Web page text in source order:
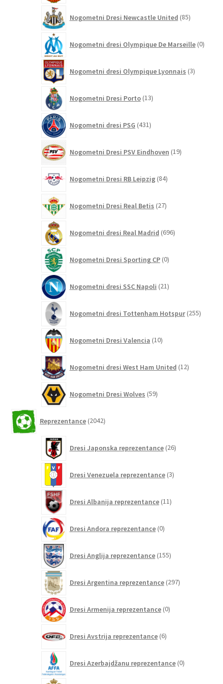
Nogometni Dresi Newcastle United 85izdelkov
Nogometni dresi Olympique De Marseille 0
Nogometni dresi Olympique Lyonnais 3izdelki
Nogometni Dresi Porto 13izdelkov
Nogometni dresi PSG 431izdelkov
Nogometni Dresi PSV Eindhoven 19izdelkov
Nogometni Dresi RB Leipzig 84izdelkov
Nogometni Dresi Real Betis 27izdelkov
Nogometni dresi Real Madrid 696izdelkov
Nogometni Dresi Sporting CP 0izdelkov
Nogometni dresi SSC Napoli 21izdelkov
Nogometni dresi Tottenham Hotspur 255
Nogometni Dresi Valencia 10izdelkov
Nogometni dresi West Ham United 12izdelkov
Nogometni Dresi Wolves 59izdelkov
Reprezentance 2042izdelkov
Dresi Japonska reprezentance 26izdelkov
Dresi Venezuela reprezentance 3izdelki
Dresi Albanija reprezentance 11izdelkov
Dresi Andora reprezentance 0izdelkov
Dresi Anglija reprezentance 155izdelkov
Dresi Argentina reprezentance 297izdelkov
Dresi Armenija reprezentance 0izdelkov
Dresi Avstrija reprezentance 6izdelkov
Dresi Azerbajdžanu reprezentance 0izdelkov